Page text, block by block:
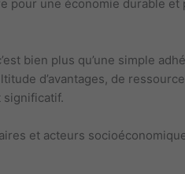
pour une économie durable
bien plus qu’une simple
d’avantages, de
et acteurs